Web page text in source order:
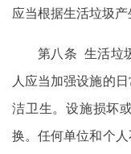
应当根据生活垃圾产
第八条 生活垃
人应当加强设施的
洁卫生。设施损坏
换。任何单位和个